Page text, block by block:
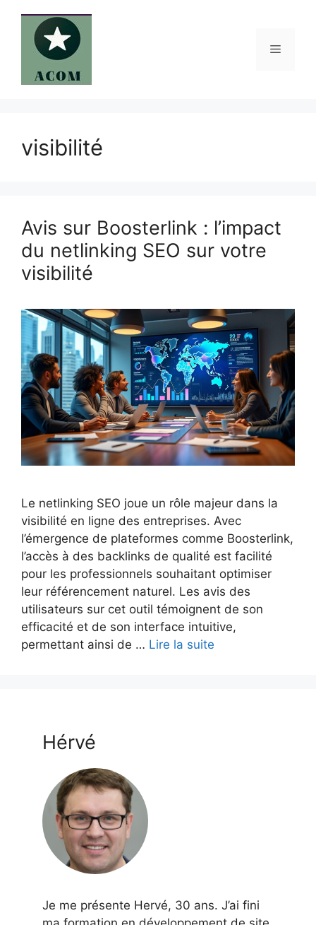
contenu
Menu
visibilité
Avis sur Boosterlink : l’impact
du netlinking SEO sur votre
visibilité
Le netlinking SEO joue un rôle majeur dans la
visibilité en ligne des entreprises. Avec
l’émergence de plateformes comme Boosterlink,
l’accès à des backlinks de qualité est facilité
pour les professionnels souhaitant optimiser
leur référencement naturel. Les avis des
utilisateurs sur cet outil témoignent de son
efficacité et de son interface intuitive,
permettant ainsi de … Lire la suite
Hérvé
Je me présente Hervé, 30 ans. J’ai fini